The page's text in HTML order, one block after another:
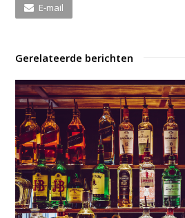
E-mail
Gerelateerde berichten